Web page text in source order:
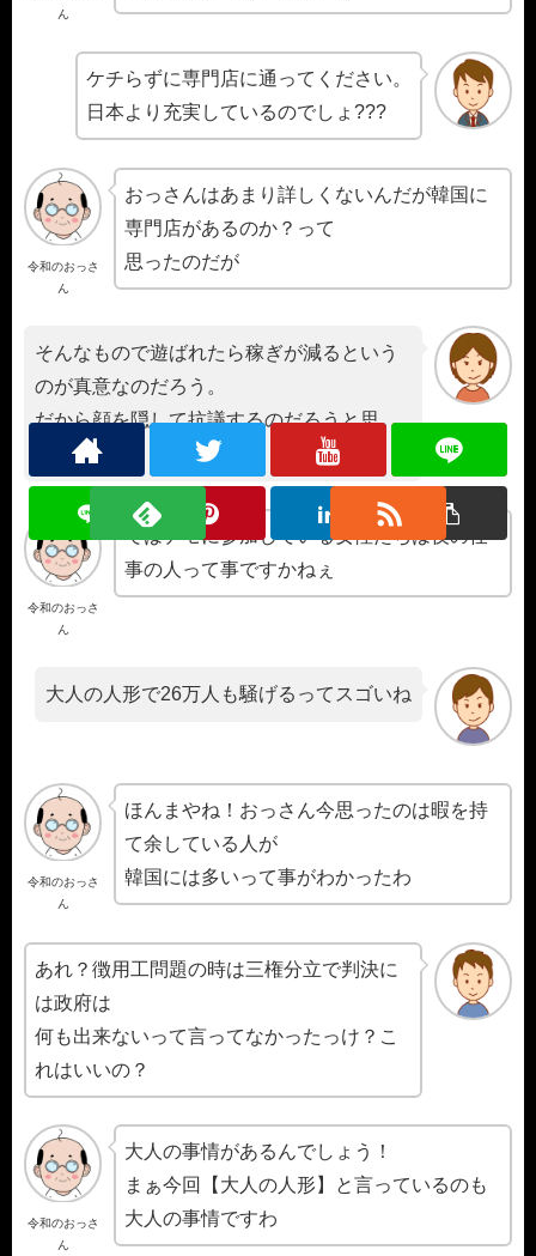
ん
ケチらずに専門店に通ってください。
日本より充実しているのでしょ???
令和のおっさ
ん
おっさんはあまり詳しくないんだが韓国に
専門店があるのか？って
思ったのだが
そんなもので遊ばれたら稼ぎが減るという
のが真意なのだろう。
だから顔を隠して抗議するのだろうと思
う。
令和のおっさ
ん
ではデモに参加している女性たちは夜の仕
事の人って事ですかねぇ
大人の人形で26万人も騒げるってスゴいね
令和のおっさ
ん
ほんまやね！おっさん今思ったのは暇を持
て余している人が
韓国には多いって事がわかったわ
あれ？徴用工問題の時は三権分立で判決に
は政府は
何も出来ないって言ってなかったっけ？こ
れはいいの？
令和のおっさ
ん
大人の事情があるんでしょう！
まぁ今回【大人の人形】と言っているのも
大人の事情ですわ